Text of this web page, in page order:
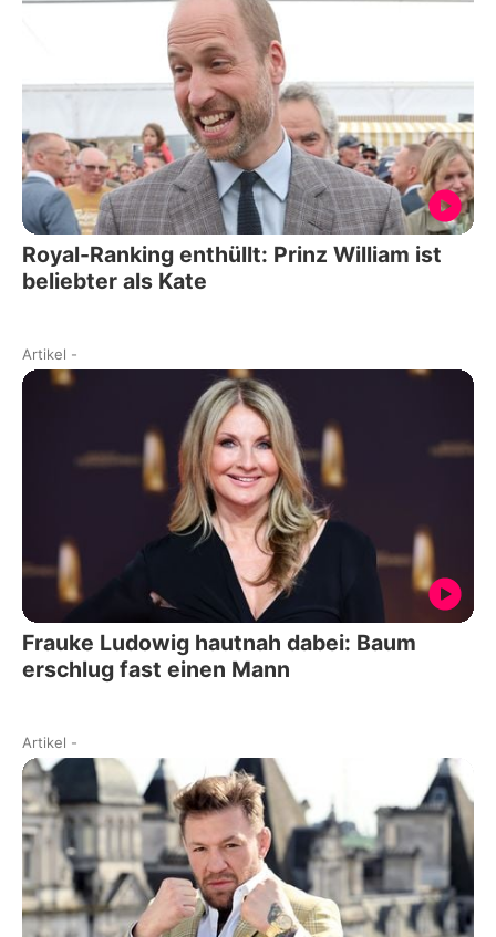
Royal-Ranking enthüllt: Prinz William ist
beliebter als Kate
Artikel -
Frauke Ludowig hautnah dabei: Baum
erschlug fast einen Mann
Artikel -